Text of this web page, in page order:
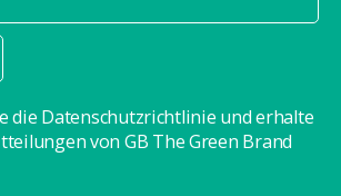
die Datenschutzrichtlinie und erhalte
von GB The Green Brand